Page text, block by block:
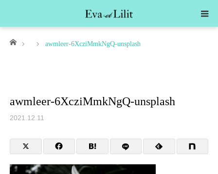
ホーム awmleer-6XcziMmkNgQ-unsplash
awmleer-6XcziMmkNgQ-unsplash
2021.12.11